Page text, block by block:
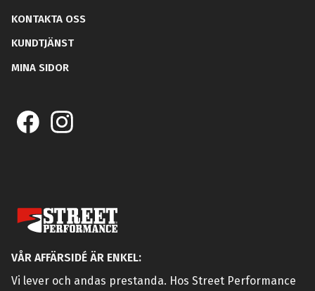
KONTAKTA OSS
KUNDTJÄNST
MINA SIDOR
VÅR AFFÄRSIDÉ ÄR ENKEL:
Vi lever och andas prestanda. Hos Street Performance